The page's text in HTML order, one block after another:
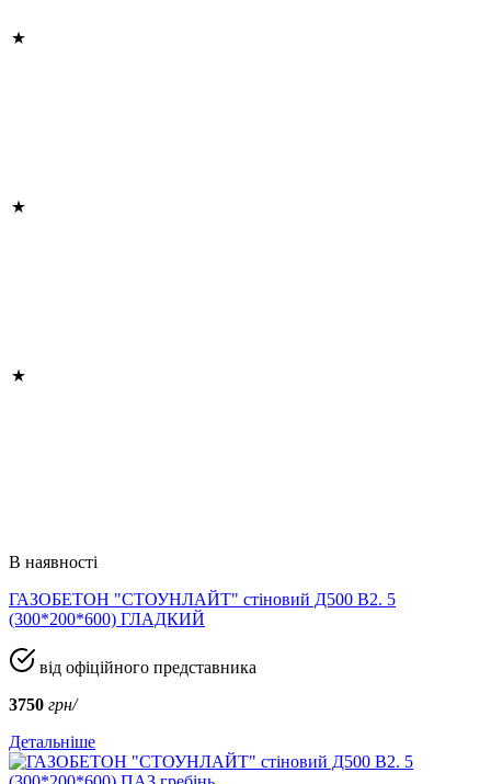
В наявності
ГАЗОБЕТОН "СТОУНЛАЙТ" стіновий Д500 В2. 5
(300*200*600) ГЛАДКИЙ
від офіційного представника
3750 грн/
Детальніше